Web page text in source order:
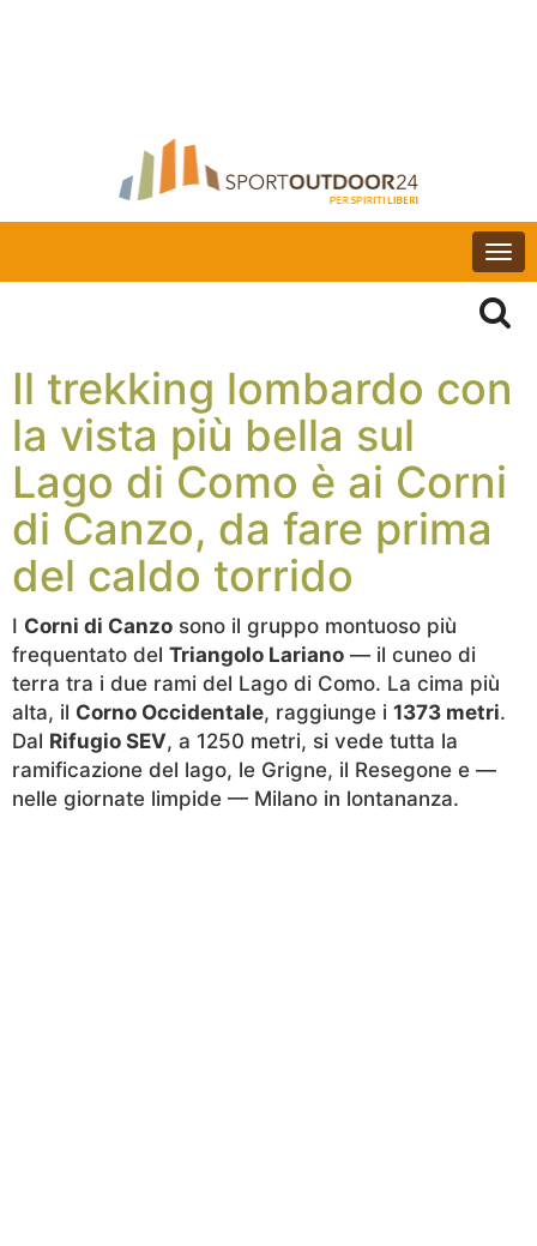
Il trekking lombardo con
la vista più bella sul
Lago di Como è ai Corni
di Canzo, da fare prima
del caldo torrido
I Corni di Canzo sono il gruppo montuoso più
frequentato del Triangolo Lariano — il cuneo di
terra tra i due rami del Lago di Como. La cima più
alta, il Corno Occidentale, raggiunge i 1373 metri.
Dal Rifugio SEV, a 1250 metri, si vede tutta la
ramificazione del lago, le Grigne, il Resegone e —
nelle giornate limpide — Milano in lontananza.